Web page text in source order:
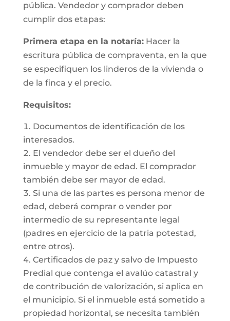
pública. Vendedor y comprador deben
cumplir dos etapas:
Primera etapa en la notaría:Hacer la
escritura pública de compraventa, en la que
se especifiquen los linderos de la vivienda o
de la finca y el precio.
Requisitos:
Documentos de identificación de los
interesados.
El vendedor debe ser el dueño del
inmueble y mayor de edad. El comprador
también debe ser mayor de edad.
Si una de las partes es persona menor de
edad, deberá comprar o vender por
intermedio de su representante legal
(padres en ejercicio de la patria potestad,
entre otros).
Certificados de paz y salvo de Impuesto
Predial que contenga el avalúo catastral y
de contribución de valorización, si aplica en
el municipio. Si el inmueble está sometido a
propiedad horizontal, se necesita también